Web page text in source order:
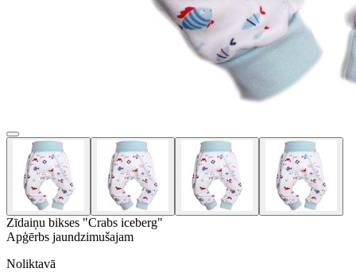
Zīdaiņu bikses "Crabs iceberg"
Apģērbs jaundzimušajam
Noliktavā